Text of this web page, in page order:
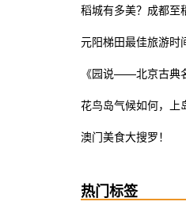
花鸟岛气候如何，上
澳门美食大搜罗！
热门标签